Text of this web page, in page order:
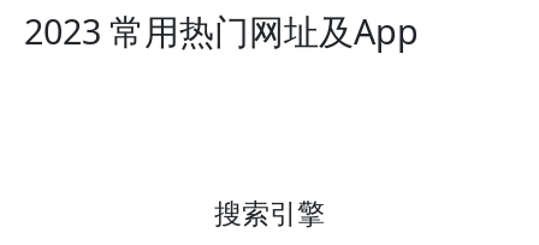
2023 常用热门网址及App
搜索引擎